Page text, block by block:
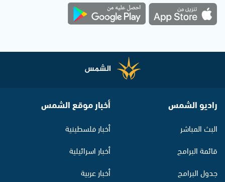
راديو الشمس
البث المباشر
قائمة البرامج
جدول البرامج
أخبار موقع الشمس
أخبار فلسطينية
أخبار اسرائيلية
أخبار عربية